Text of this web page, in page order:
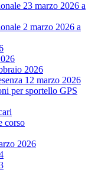
23 marzo 2026 a
2 marzo 2026 a
2026
12 marzo 2026
per sportello GPS
corso
2026